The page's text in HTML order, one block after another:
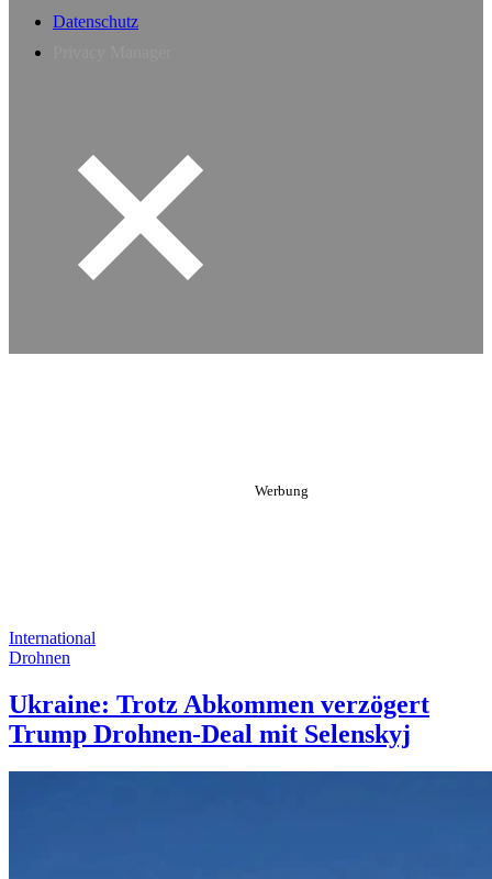
Datenschutz
International
Drohnen
Ukraine: Trotz Abkommen verzögert
Trump Drohnen-Deal mit Selenskyj